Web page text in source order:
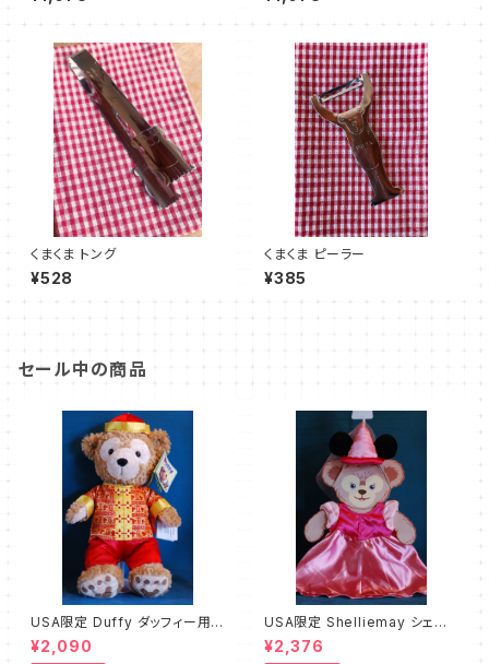
くまくま トング
¥528
くまくま ピーラー
¥385
セール中の商品
USA限定 Duffy ダッフィー用コ
スチューム チャイナ B級品
¥2,090
USA限定 Shelliemay シェリ
ーメイ用コスチューム プリンセ
スミニー B級品
¥2,376